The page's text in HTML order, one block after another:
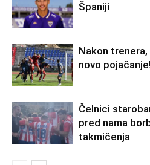
Španiji
Nakon
novo pojačanje!
Čelnici
pred nama
takmičenja